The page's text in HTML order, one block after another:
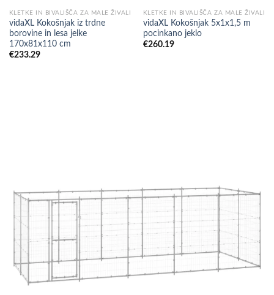
KLETKE IN BIVALIŠČA ZA MALE ŽIVALI
vidaXL Kokošnjak iz trdne
borovine in lesa jelke
170x81x110 cm
€233.29
KLETKE IN BIVALIŠČA ZA MALE ŽIVALI
vidaXL Kokošnjak 5x1x1,5 m
pocinkano jeklo
€260.19